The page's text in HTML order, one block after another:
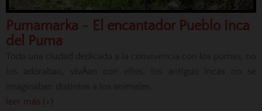
Pumamarka - El encantador Pueblo Inca
del Puma
leer más (+)